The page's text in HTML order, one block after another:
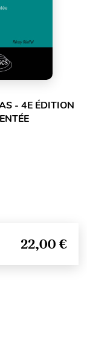
- 4E ÉDITION
22,00 €